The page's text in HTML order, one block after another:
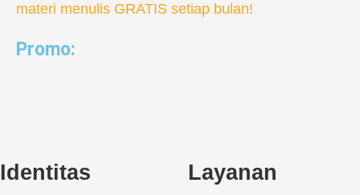
materi menulis GRATIS setiap bulan!
Promo:
Identitas Layanan